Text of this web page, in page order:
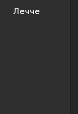
Лечче